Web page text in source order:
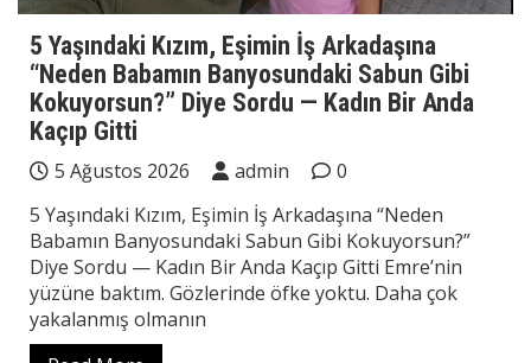
5 Yaşındaki Kızım, Eşimin İş Arkadaşına
“Neden Babamın Banyosundaki Sabun Gibi
Kokuyorsun?” Diye Sordu — Kadın Bir Anda
Kaçıp Gitti
5 Ağustos 2026 admin
0
5 Yaşındaki Kızım, Eşimin İş Arkadaşına “Neden
Babamın Banyosundaki Sabun Gibi Kokuyorsun?”
Diye Sordu — Kadın Bir Anda Kaçıp Gitti Emre’nin
yüzüne baktım. Gözlerinde öfke yoktu. Daha çok
yakalanmış olmanın